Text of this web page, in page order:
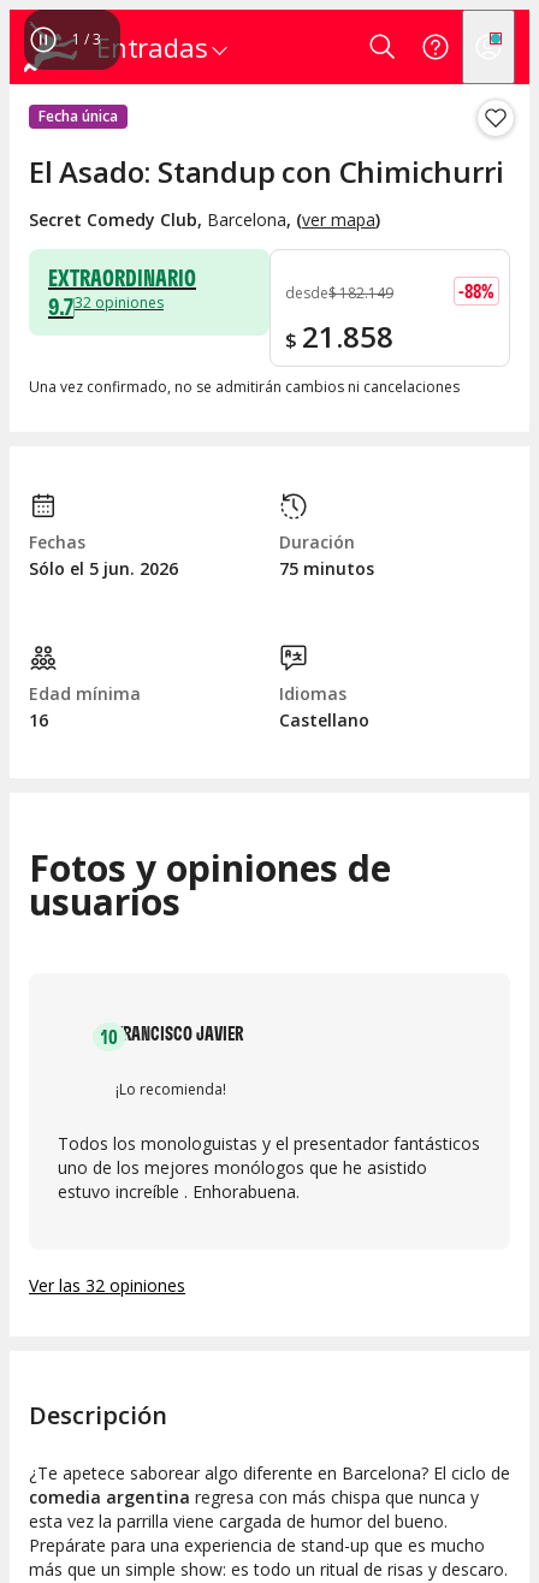
Entradas
1 /3
Fecha única
El Asado: Standup con Chimichurri
Secret Comedy Club, Barcelona, (ver mapa)
EXTRAORDINARIO
9.732 opiniones desde$182.149 -88%
$ 21.858
Una vez confirmado, no se admitirán cambios ni cancelaciones
Fechas
Sólo el 5 jun. 2026
Duración
75 minutos
Edad mínima
16
Idiomas
Castellano
Fotos y opiniones de
usuarios
10FRANCISCO JAVIER
¡Lo recomienda!
Todos los monologuistas y el presentador fantásticos
uno de los mejores monólogos que he asistido
estuvo increíble . Enhorabuena.
Ver las 32 opiniones
Descripción
¿Te apetece saborear algo diferente en Barcelona? El ciclo de
comedia argentina regresa con más chispa que nunca y
esta vez la parrilla viene cargada de humor del bueno.
Prepárate para una experiencia de stand-up que es mucho
más que un simple show: es todo un ritual de risas y descaro.